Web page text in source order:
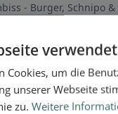
- Burger, Schnipo
So hilfst du
🕌 Halal
Cookies, um die
unserer Webseite
zu. Weitere